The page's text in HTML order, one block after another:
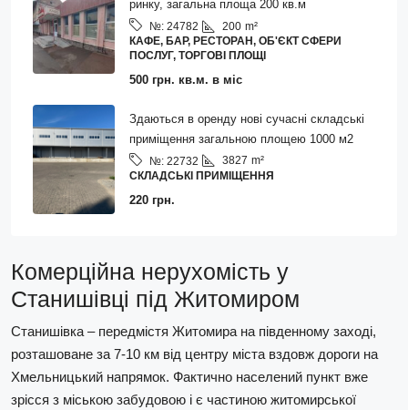
ринку, загальна площа 200 кв.м
№: 24782 200 m²
КАФЕ, БАР, РЕСТОРАН, ОБ'ЄКТ СФЕРИ
ПОСЛУГ, ТОРГОВІ ПЛОЩІ
500 грн. кв.м. в міс
Здаються в оренду нові сучасні складські
приміщення загальною площею 1000 м2
№: 22732 3827 m²
СКЛАДСЬКІ ПРИМІЩЕННЯ
220 грн.
Комерційна нерухомість у
Станишівці під Житомиром
Станишівка – передмістя Житомира на південному заході,
розташоване за 7-10 км від центру міста вздовж дороги на
Хмельницький напрямок. Фактично населений пункт вже
зрісся з міською забудовою і є частиною житомирської